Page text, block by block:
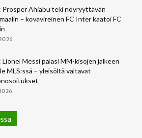
Prosper Ahiabu teki nöyryyttävän
– kovavireinen FC Inter kaatoi FC
Lionel Messi palasi MM-kisojen jälkeen
MLS:ssä – yleisöltä valtavat